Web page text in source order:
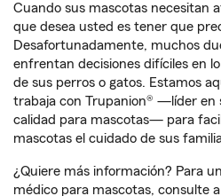
Cuando sus mascotas necesitan
que desea usted es tener que
Desafortunadamente, muchos
enfrentan decisiones difíciles en
de sus perros o gatos. Estamos
trabaja con Trupanion® —líder en
calidad para mascotas— para
mascotas el cuidado de sus
¿Quiere más información? Para
médico para mascotas, consulte